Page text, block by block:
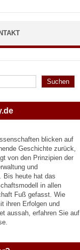
Suchen
blicken auf
Geschichte zurück,
von den Prinzipien der
und
Bis heute hat das
in allen
Fuß gefasst. Wie
ihren Erfolgen und
aussah, erfahren Sie auf